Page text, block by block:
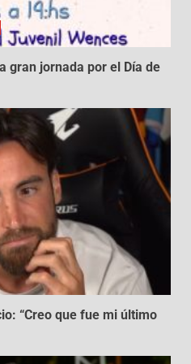
gran jornada por el Día de
“Creo que fue mi último